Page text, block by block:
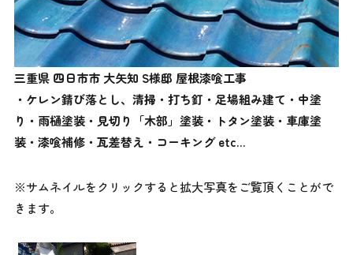
三重県 四日市市 大矢知 S様邸 屋根漆喰工事
・ケレン錆び落とし、清掃・打ち釘・足場組み建て・中塗
り・雨樋塗装・見切り「木部」塗装・トタン塗装・車庫塗
装・漆喰補修・瓦差替え・コーキング etc…
※サムネイルをクリックすると拡大写真をご覧頂くことがで
きます。